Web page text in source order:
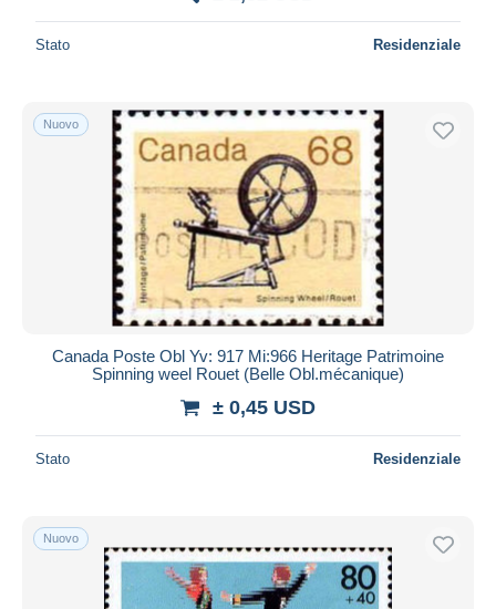
Stato Residenziale
Nuovo
Canada Poste Obl Yv: 917 Mi:966 Heritage Patrimoine
Spinning weel Rouet (Belle Obl.mécanique)
± 0,45 USD
Stato Residenziale
Nuovo